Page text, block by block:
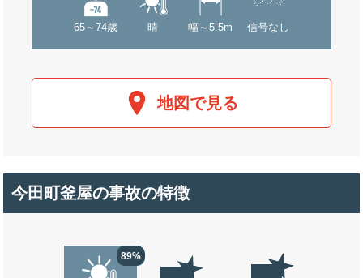
65～74歳 晴 幅～5.5m 信号なし
地図で見る
今田町釜屋の事故の特徴
89%